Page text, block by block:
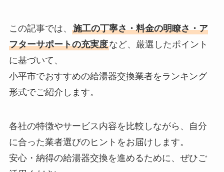
この記事では、 施工の丁寧さ・料金の明瞭さ・ア
フターサポートの充実度など、厳選したポイント
に基づいて、
小平市でおすすめの給湯器交換業者をランキング
形式でご紹介します。
各社の特徴やサービス内容を比較しながら、自分
に合った業者選びのヒントをお届けします。
安心・納得の給湯器交換を進めるために、ぜひご